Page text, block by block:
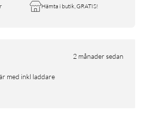
Hämta i butik, GRATIS!
2 månader sedan
med inkl laddare